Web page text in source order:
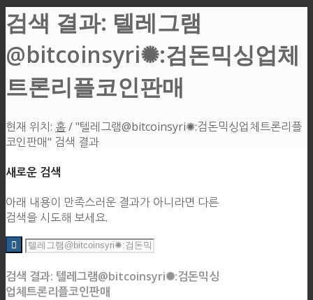
검색 결과: 텔레그램
@bitcoinsyri✺:검돈믹싱업체
트론리플코인판매
현재 위치: 홈/"텔레그램@bitcoinsyri✺:검돈믹싱업체트론리플
코인판매" 검색 결과
새로운 검색
아래 내용이 만족스러운 결과가 아니라면 다른
검색을 시도해 보세요.
검색 결과: 텔레그램@bitcoinsyri✺:검돈믹싱
업체트론리플코인판매